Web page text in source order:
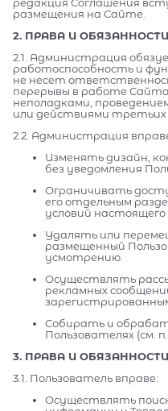
размещения на Сайте.
2. ПРАВА И
2.1. Администрация
работоспособность и
не несет
перерывы в работе
неполадками,
или действиями третьих
2.2. Администрация
Изменять дизайн,
без уведомления
Ограничивать
его отдельным
условий настоящего
Удалять или
размещенный
усмотрению.
Осуществлять
рекламных
Собирать и
Пользователях (см. п.
3. ПРАВА И
3.1. Пользователь вправе:
Осуществлять